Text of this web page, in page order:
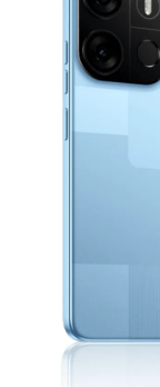
All
Boutiques